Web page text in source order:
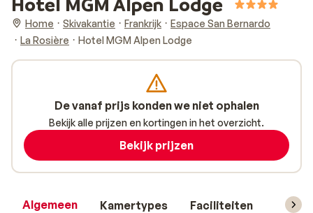
Home Skivakantie Frankrijk
Espace San Bernardo
La Rosière
Hotel MGM Alpen Lodge
Algemeen Kamertypes Faciliteiten
De vanaf prijs konden we niet ophalen
Bekijk alle prijzen en kortingen in het overzicht.
Bekijk prijzen